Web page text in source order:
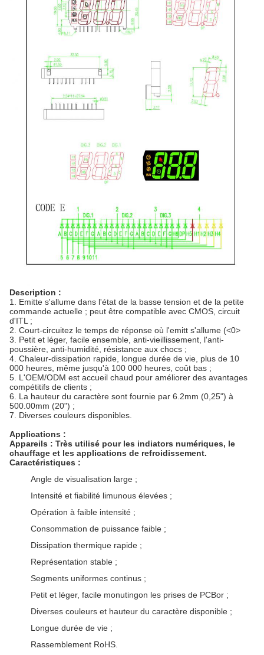
Description :
1. Emitte s'allume dans l'état de la basse tension et de la petite
commande actuelle ; peut être compatible avec CMOS, circuit
d'ITL ;
2. Court-circuitez le temps de réponse où l'emitt s'allume (<0>
3. Petit et léger, facile ensemble, anti-vieillissement, l'anti-
poussière, anti-humidité, résistance aux chocs ;
4. Chaleur-dissipation rapide, longue durée de vie, plus de 10
000 heures, même jusqu'à 100 000 heures, coût bas ;
5. L'OEM/ODM est accueil chaud pour améliorer des avantages
compétitifs de clients ;
6. La hauteur du caractère sont fournie par 6.2mm (0,25") à
500.00mm (20") ;
7. Diverses couleurs disponibles.
Applications :
Appareils : Très utilisé pour les indiators numériques, le
chauffage et les applications de refroidissement.
Caractéristiques :
Angle de visualisation large ;
Intensité et fiabilité limunous élevées ;
Opération à faible intensité ;
Consommation de puissance faible ;
Dissipation thermique rapide ;
Représentation stable ;
Segments uniformes continus ;
Petit et léger, facile monutingon les prises de PCBor ;
Diverses couleurs et hauteur du caractère disponible ;
Longue durée de vie ;
Rassemblement RoHS.